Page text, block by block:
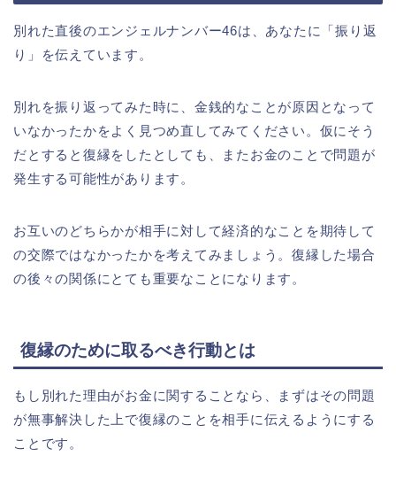
別れた直後のエンジェルナンバー46は、あなたに「振り返
り」を伝えています。
別れを振り返ってみた時に、金銭的なことが原因となって
いなかったかをよく見つめ直してみてください。仮にそう
だとすると復縁をしたとしても、またお金のことで問題が
発生する可能性があります。
お互いのどちらかが相手に対して経済的なことを期待して
の交際ではなかったかを考えてみましょう。復縁した場合
の後々の関係にとても重要なことになります。
復縁のために取るべき行動とは
もし別れた理由がお金に関することなら、まずはその問題
が無事解決した上で復縁のことを相手に伝えるようにする
ことです。